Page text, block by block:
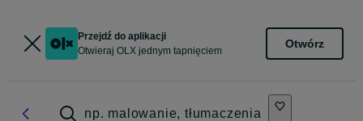
Przejdź do aplikacji
Otwieraj OLX jednym tapnięciem
Otwórz
np. malowanie, tłumaczenia